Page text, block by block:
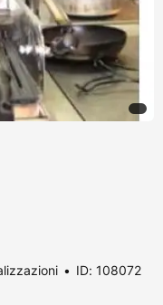
ID: 108072